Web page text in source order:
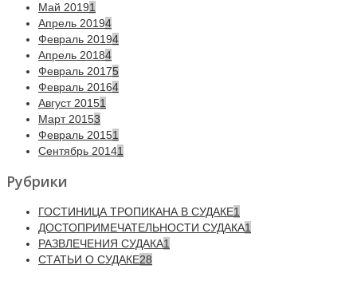
Май 20191
Апрель 20194
Февраль 20194
Апрель 20184
Февраль 20175
Февраль 20164
Август 20151
Март 20153
Февраль 20151
Сентябрь 20141
Рубрики
ГОСТИНИЦА ТРОПИКАНА В СУДАКЕ1
ДОСТОПРИМЕЧАТЕЛЬНОСТИ СУДАКА1
РАЗВЛЕЧЕНИЯ СУДАКА1
СТАТЬИ О СУДАКЕ28